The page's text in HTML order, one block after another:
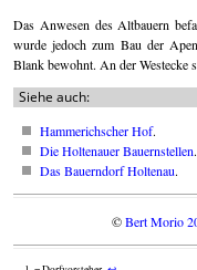
Das Anwesen des Altbauern
wurde jedoch zum Bau der
Blank bewohnt. An der Westecke
Siehe auch:
Hammerichscher Hof.
Die Holtenauer Bauernstellen.
Das Bauerndorf Holtenau.
©Bert Morio